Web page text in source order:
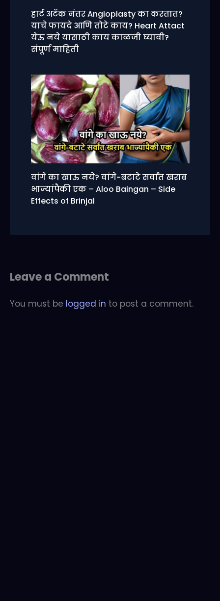
हार्ट अटॅक नंतर Angioplasty का करतात?
याचे फायदे आणि तोटे काय? Heart Attact
येऊ नये यासाठी काय काळजी घ्यावी?
संपूर्ण माहिती
वांगे का खाऊ नये? वांगे-बटाटे सर्वांत खराब
भाज्यांपैकी एक – Aloo Baingan – Side
Effects of Brinjal
Leave a Comment
You must be logged in to post a comment.